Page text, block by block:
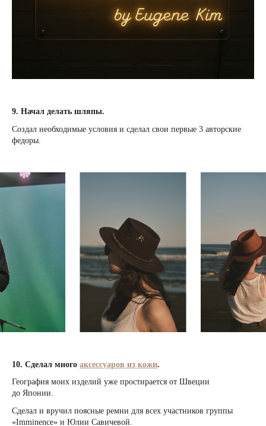
9. Начал делать шляпы.
Создал необходимые условия и сделал свои первые 3 авторские
федоры.
10. Сделал много аксессуаров из кожи.
География моих изделий уже простирается от Швеции
до Японии.
Сделал и вручил поясные ремни для всех участников группы
«Imminenсе» и Юлии Савичевой.